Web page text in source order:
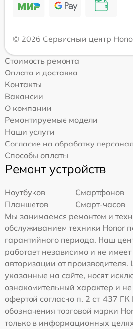
© 2026 Сервисный центр
Стоимость ремонта
Оплата и доставка
Контакты
Вакансии
О компании
Ремонтируемые модели
Наши услуги
Согласие на обработку
Способы оплаты
Ремонт устройств
Ноутбуков
Смартфонов
Планшетов
Смарт-часов
Мы занимаемся ремонтом и
обслуживанием техники Honor
гарантийного периода. Наш
работает независимо и не
авторизации от
указанные на сайте, носят
ознакомительный характер и
офертой согласно п. 2 ст. 437
обозначения торговой марки
только в информационных